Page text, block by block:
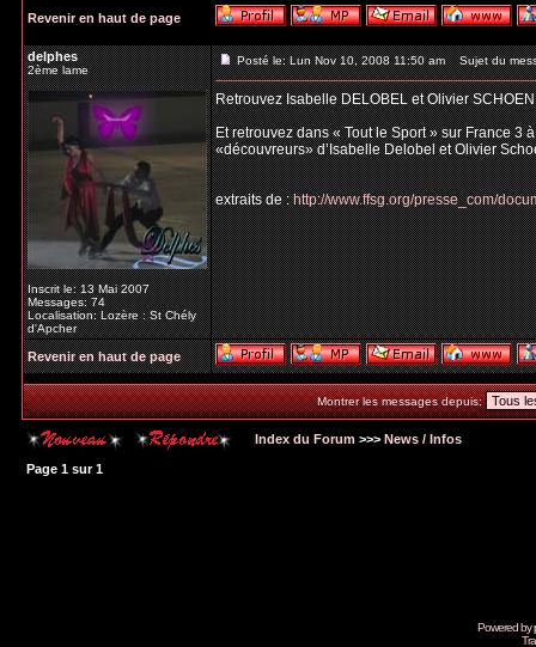
Revenir en haut de page
delphes
2ème lame
Inscrit le: 13 Mai 2007
Messages: 74
Localisation: Lozère : St Chély
d'Apcher
Posté le: Lun Nov 10, 2008 11:50 am Sujet du
Retrouvez Isabelle DELOBEL et Olivier
Et retrouvez dans « Tout le Sport » sur France 3
«découvreurs» d’Isabelle Delobel et Olivier
extraits de :http://www.ffsg.org/presse_com/
Revenir en haut de page
Montrer les messages depuis:
Index du Forum >>> News / Infos
Page 1 sur1
Powered by